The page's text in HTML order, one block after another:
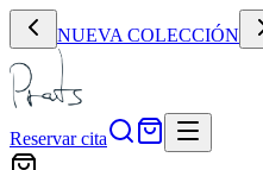
NUEVA COLECCIÓN
Reservar cita